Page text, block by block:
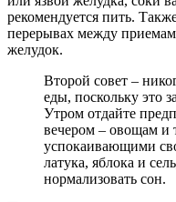
рекомендуется пить.
перерывах между
желудок.
Второй совет –
еды, поскольку это
Утром отдайте
вечером – овощам и
успокаивающими
латука, яблока и
нормализовать сон.